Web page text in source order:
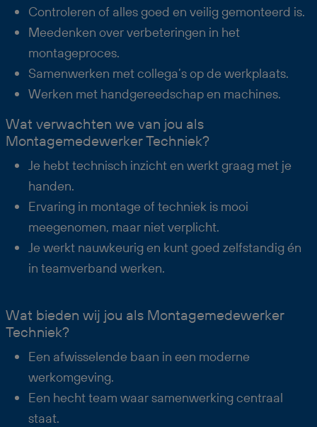
Controleren of alles goed en veilig gemonteerd is.
Meedenken over verbeteringen in het
montageproces.
Samenwerken met collega’s op de werkplaats.
Werken met handgereedschap en machines.
Wat verwachten we van jou als
Montagemedewerker Techniek?
Je hebt technisch inzicht en werkt graag met je
handen.
Ervaring in montage of techniek is mooi
meegenomen, maar niet verplicht.
Je werkt nauwkeurig en kunt goed zelfstandig én
in teamverband werken.
Wat bieden wij jou als Montagemedewerker
Techniek?
Een afwisselende baan in een moderne
werkomgeving.
Een hecht team waar samenwerking centraal
staat.